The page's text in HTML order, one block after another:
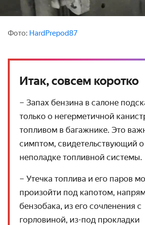
Фото: HardPrepod87
Итак, совсем коротко
– Запах бензина в салоне
только о негерметичной
топливом в багажнике. Это
симптом, свидетельствующий о
неполадке топливной системы.
– Утечка топлива и его паров
произойти под капотом,
бензобака, из его сочленения с
горловиной, из-под прокладки